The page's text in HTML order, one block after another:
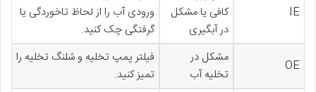
IE
کافی یا مشکل
در آبگیری
ورودی آب را از لحاظ تاخوردگی یا
گرفتگی چک کنید.
OE
مشکل در
تخلیه آب
فیلتر پمپ تخلیه و شلنگ تخلیه را
تمیز کنید.